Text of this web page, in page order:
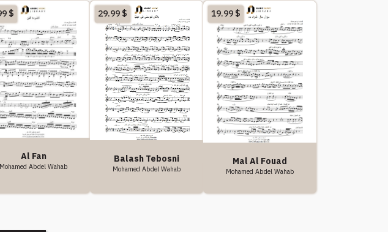
Al Fan
Mohamed Abdel Wahab
$
Balash Tebosni
Mohamed Abdel Wahab
29.99$
Mal Al Fouad
Mohamed Abdel Wahab
19.99$